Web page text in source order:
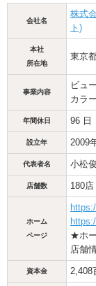
会社名
株式
ト)
本社
所在地
東京
事業内容
ビュ
カラ
年間休日 96 日
設立年 2009
代表者名 小松
店舗数 180店
ホーム
ページ
★ホ
店舗
資本金 2,408